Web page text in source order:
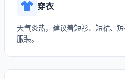
穿衣
天气炎热，建议着短衫、短裙、
服装。